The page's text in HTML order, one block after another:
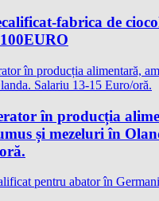
fabrica de
în producția
și mezeluri în